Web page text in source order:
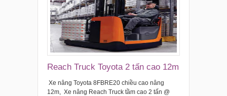
Reach Truck Toyota 2 tấn cao 12m
Xe nâng Toyota 8FBRE20 chiều cao nâng
12m, Xe nâng Reach Truck tầm cao 2 tấn @